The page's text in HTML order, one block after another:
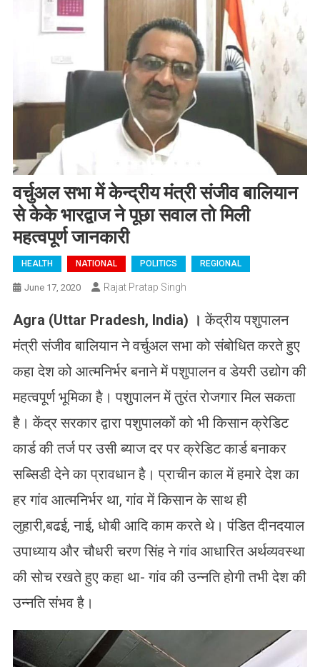
वर्चुअल सभा में केन्द्रीय मंत्री संजीव बालियान
से केके भारद्वाज ने पूछा सवाल तो मिली
महत्वपूर्ण जानकारी
HEALTH NATIONAL POLITICS REGIONAL
June 17, 2020 Rajat Pratap Singh
Agra (Uttar Pradesh, India) । केंद्रीय पशुपालन
मंत्री संजीव बालियान ने वर्चुअल सभा को संबोधित करते हुए
कहा देश को आत्मनिर्भर बनाने में पशुपालन व डेयरी उद्योग की
महत्वपूर्ण भूमिका है। पशुपालन में तुरंत रोजगार मिल सकता
है। केंद्र सरकार द्वारा पशुपालकों को भी किसान क्रेडिट
कार्ड की तर्ज पर उसी ब्याज दर पर क्रेडिट कार्ड बनाकर
सब्सिडी देने का प्रावधान है। प्राचीन काल में हमारे देश का
हर गांव आत्मनिर्भर था, गांव में किसान के साथ ही
लुहारी,बढई, नाई, धोबी आदि काम करते थे। पंडित दीनदयाल
उपाध्याय और चौधरी चरण सिंह ने गांव आधारित अर्थव्यवस्था
की सोच रखते हुए कहा था- गांव की उन्नति होगी तभी देश की
उन्नति संभव है।